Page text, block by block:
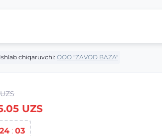
Ishlab chiqaruvchi: OOO "ZAVOD BAZA"
UZS
24 : 03